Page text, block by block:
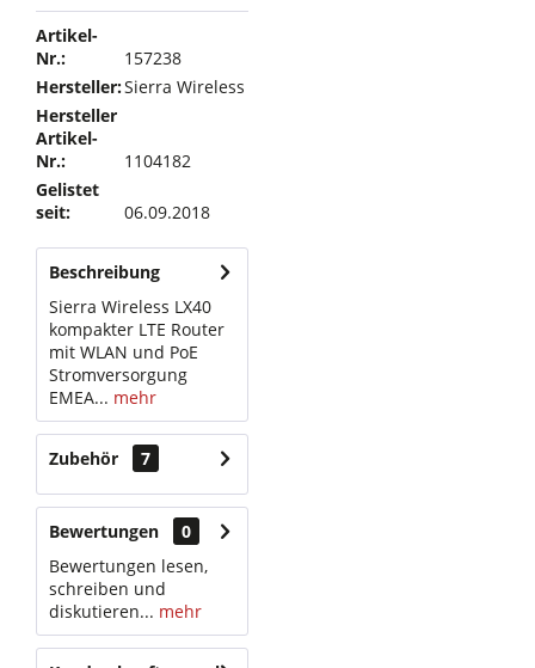
Artikel-
Nr.:
157238
Hersteller:Sierra Wireless
Hersteller
Artikel-
Nr.:
1104182
Gelistet
seit:
06.09.2018
Beschreibung
Sierra Wireless LX40
kompakter LTE Router
mit WLAN und PoE
Stromversorgung
EMEA... mehr
Zubehör 7
Bewertungen
0
Bewertungen lesen,
schreiben und
diskutieren... mehr